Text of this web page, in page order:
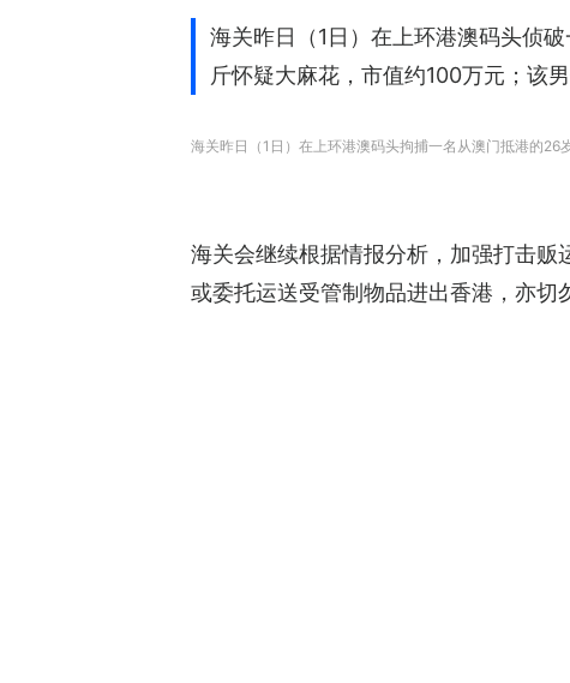
海关昨日（1日）在上环港澳码头侦
斤怀疑大麻花，市值约100万元；该
海关昨日（1日）在上环港澳码头拘捕一名从澳门抵港的26
海关会继续根据情报分析，加强打击
或委托运送受管制物品进出香港，亦切